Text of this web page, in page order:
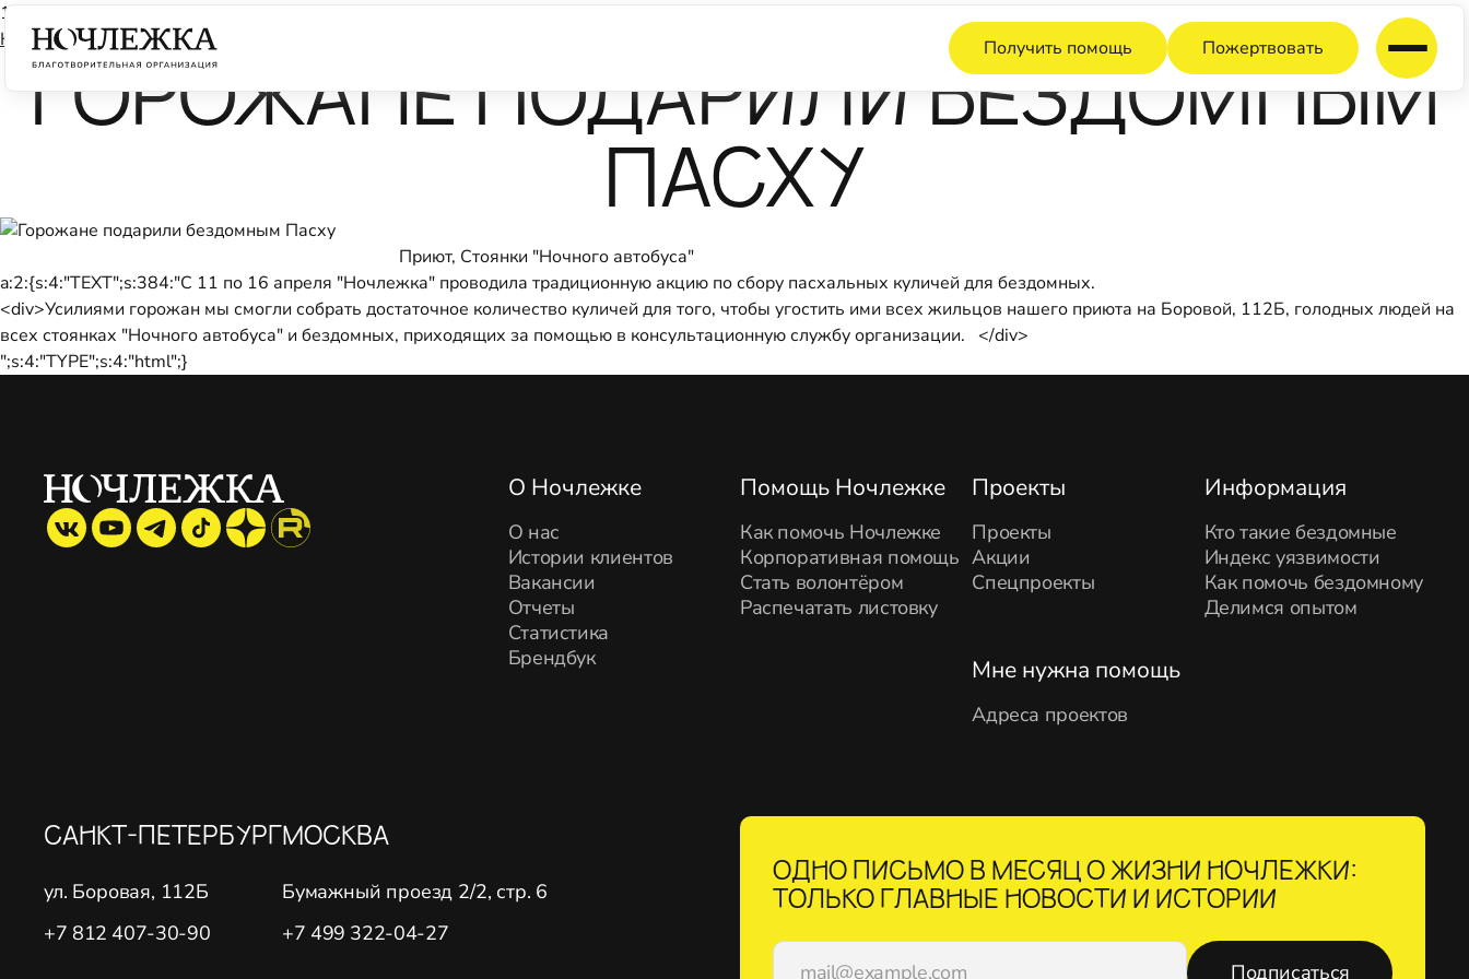
Получить помощь Пожертвовать
11 апреля 2012
Календарь
ГОРОЖАНЕ ПОДАРИЛИ БЕЗДОМНЫМ
ПАСХУ
Приют, Стоянки "Ночного автобуса"
a:2:{s:4:"TEXT";s:384:"С 11 по 16 апреля "Ночлежка" проводила традиционную акцию по сбору пасхальных куличей для бездомных.
<div>Усилиями горожан мы смогли собрать достаточное количество куличей для того, чтобы угостить ими всех жильцов нашего приюта на Боровой, 112Б, голодных людей на
всех стоянках "Ночного автобуса" и бездомных, приходящих за помощью в консультационную службу организации. </div>
";s:4:"TYPE";s:4:"html";}
О Ночлежке
О нас
Истории клиентов
Вакансии
Отчеты
Статистика
Брендбук
Помощь Ночлежке
Как помочь Ночлежке
Корпоративная помощь
Стать волонтёром
Распечатать листовку
Проекты
Проекты
Акции
Спецпроекты
Информация
Кто такие бездомные
Индекс уязвимости
Как помочь бездомному
Делимся опытом
Мне нужна помощь
Адреса проектов
САНКТ-ПЕТЕРБУРГ
ул. Боровая, 112Б
+7 812 407-30-90
МОСКВА
Бумажный проезд 2/2, стр. 6
+7 499 322-04-27
ОДНО ПИСЬМО В МЕСЯЦ О ЖИЗНИ НОЧЛЕЖКИ:
ТОЛЬКО ГЛАВНЫЕ НОВОСТИ И ИСТОРИИ
Подписаться